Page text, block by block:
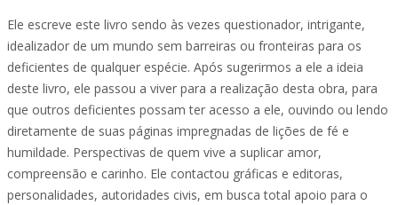
Ele escreve este livro sendo às vezes questionador, intrigante,
idealizador de um mundo sem barreiras ou fronteiras para os
deficientes de qualquer espécie. Após sugerirmos a ele a ideia
deste livro, ele passou a viver para a realização desta obra, para
que outros deficientes possam ter acesso a ele, ouvindo ou lendo
diretamente de suas páginas impregnadas de lições de fé e
humildade. Perspectivas de quem vive a suplicar amor,
compreensão e carinho. Ele contactou gráficas e editoras,
personalidades, autoridades civis, em busca total apoio para o